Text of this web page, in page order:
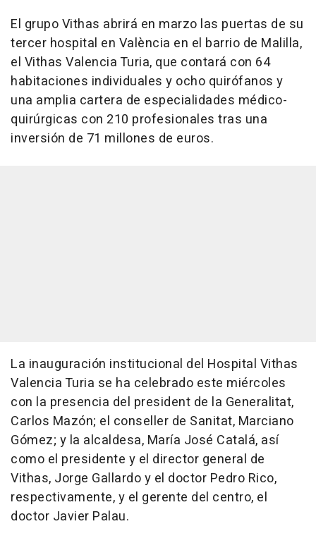
El grupo Vithas abrirá en marzo las puertas de su
tercer hospital en València en el barrio de Malilla,
el Vithas Valencia Turia, que contará con 64
habitaciones individuales y ocho quirófanos y
una amplia cartera de especialidades médico-
quirúrgicas con 210 profesionales tras una
inversión de 71 millones de euros.
La inauguración institucional del Hospital Vithas
Valencia Turia se ha celebrado este miércoles
con la presencia del president de la Generalitat,
Carlos Mazón; el conseller de Sanitat, Marciano
Gómez; y la alcaldesa, María José Catalá, así
como el presidente y el director general de
Vithas, Jorge Gallardo y el doctor Pedro Rico,
respectivamente, y el gerente del centro, el
doctor Javier Palau.